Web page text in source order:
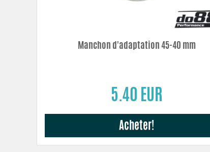
Manchon d'adaptation 45-40 mm
5.40 EUR
Acheter!